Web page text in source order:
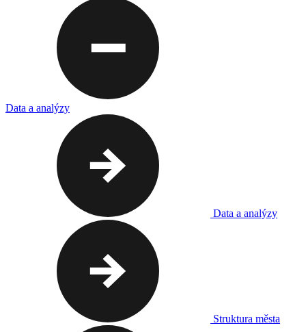
Data a analýzy
Data a analýzy
Struktura města